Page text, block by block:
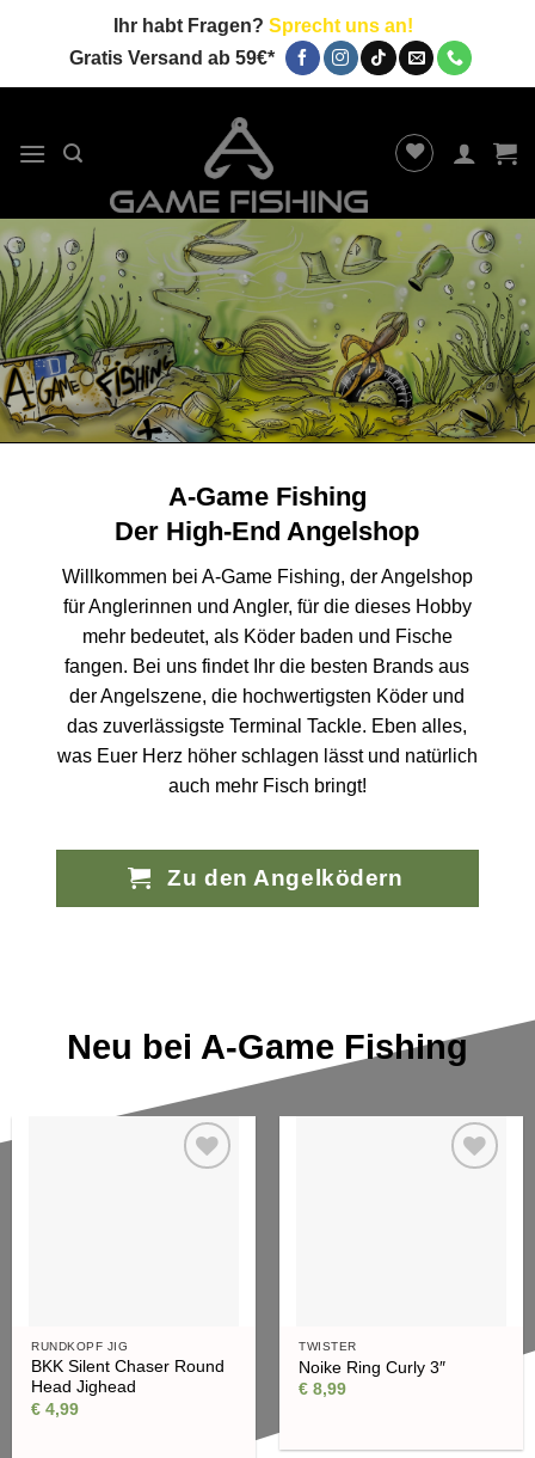
Ihr habt Fragen? Sprecht uns an!
Gratis Versand ab 59€*
A-Game Fishing
Der High-End Angelshop
Willkommen bei A-Game Fishing, der Angelshop
für Anglerinnen und Angler, für die dieses Hobby
mehr bedeutet, als Köder baden und Fische
fangen. Bei uns findet Ihr die besten Brands aus
der Angelszene, die hochwertigsten Köder und
das zuverlässigste Terminal Tackle. Eben alles,
was Euer Herz höher schlagen lässt und natürlich
auch mehr Fisch bringt!
Zu den Angelködern
Neu bei A-Game Fishing
RUNDKOPF JIG
BKK Silent Chaser Round
Head Jighead
€ 4,99
TWISTER
Noike Ring Curly 3″
€ 8,99